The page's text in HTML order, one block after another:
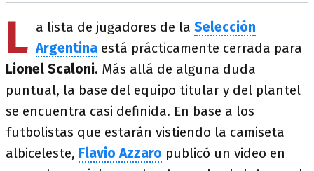
L a lista de jugadores de la Selección
Argentina está prácticamente cerrada para
Lionel Scaloni. Más allá de alguna duda
puntual, la base del equipo titular y del plantel
se encuentra casi definida. En base a los
futbolistas que estarán vistiendo la camiseta
albiceleste, Flavio Azzaro publicó un video en